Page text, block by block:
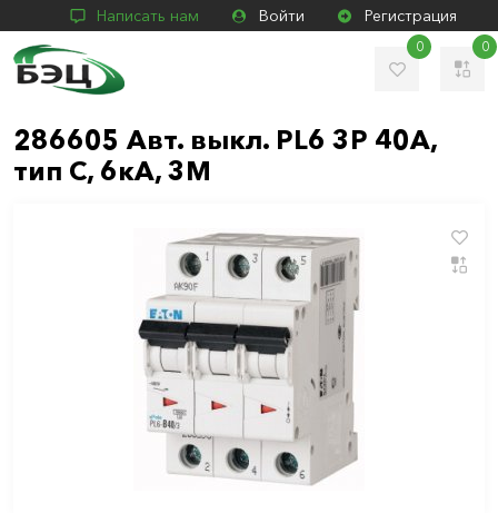
Написать нам Войти Регистрация
0 0
286605 Авт. выкл. PL6 3P 40А,
тип С, 6кА, 3М